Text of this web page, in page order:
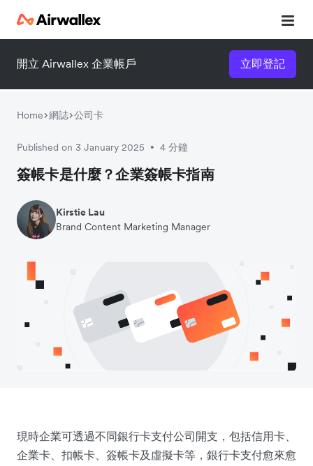
開立 Airwallex 企業帳戶 立即登記
Home 網誌 公司卡
Published on 3 January 2025 • 4 分鐘
簽帳卡是什麼？企業簽帳卡指南
Kirstie Lau
Brand Content Marketing Manager
現時企業可透過不同銀行卡支付公司開支，包括信用卡、
企業卡、扣帳卡、簽帳卡及虛擬卡等，銀行卡支付愈來愈
立即觀看 3 分鐘體驗短片
請填寫資料以觀體驗短片：